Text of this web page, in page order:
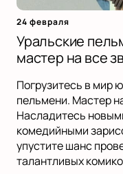
24 февраля
Уральские
мастер на все
Погрузитесь в мир
пельмени. Мастер
Насладитесь
комедийными
упустите шанс
талантливых